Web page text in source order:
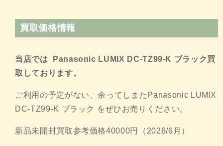
買取価格情報
当店では Panasonic LUMIX DC-TZ99-K ブラック買
取しております。
ご利用の予定がない、余ってしまたPanasonic LUMIX
DC-TZ99-K ブラック をぜひお売りください。
新品未開封買取参考価格40000円（2026/6月）